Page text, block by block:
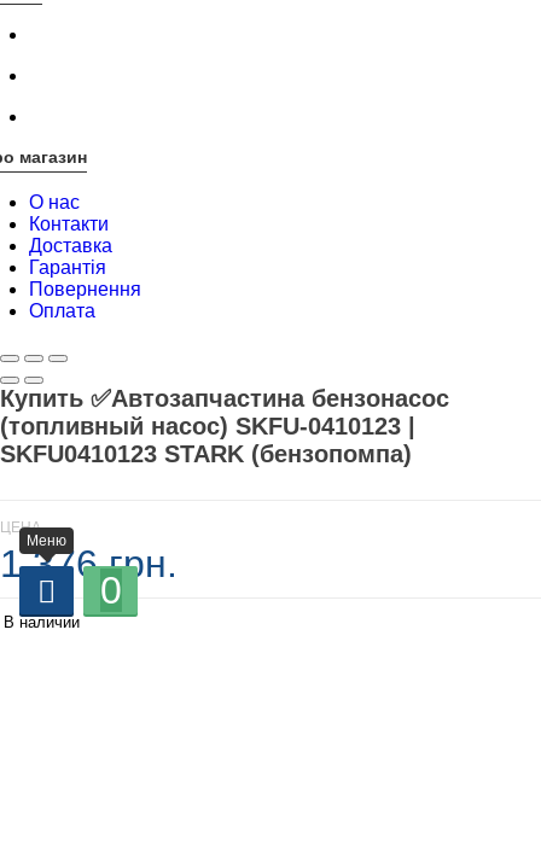
магазин
О нас
Контакти
Доставка
Гарантія
Повернення
Оплата
Купить ✅Автозапчастина бензонасос
(топливный насос) SKFU-0410123 |
SKFU0410123 STARK (бензопомпа)
ЦЕНА
1 376 грн.
В наличии
Меню
0